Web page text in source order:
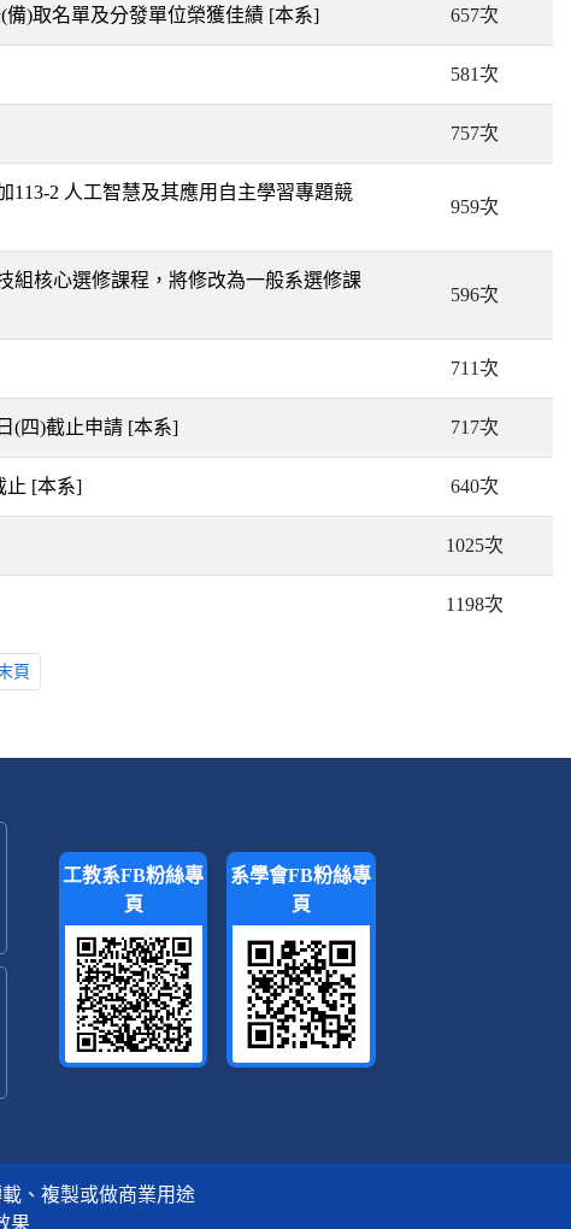
)取名單及分發單位榮獲佳績 [本系] 657次
581次
757次
113-2 人工智慧及其應用自主學習專題競
959次
組核心選修課程，將修改為一般系選修課
596次
711次
(四)截止申請 [本系] 717次
止 [本系] 640次
1025次
1198次
頁
工教系FB粉絲專
頁
系學會FB粉絲專
頁
、複製或做商業用途
果